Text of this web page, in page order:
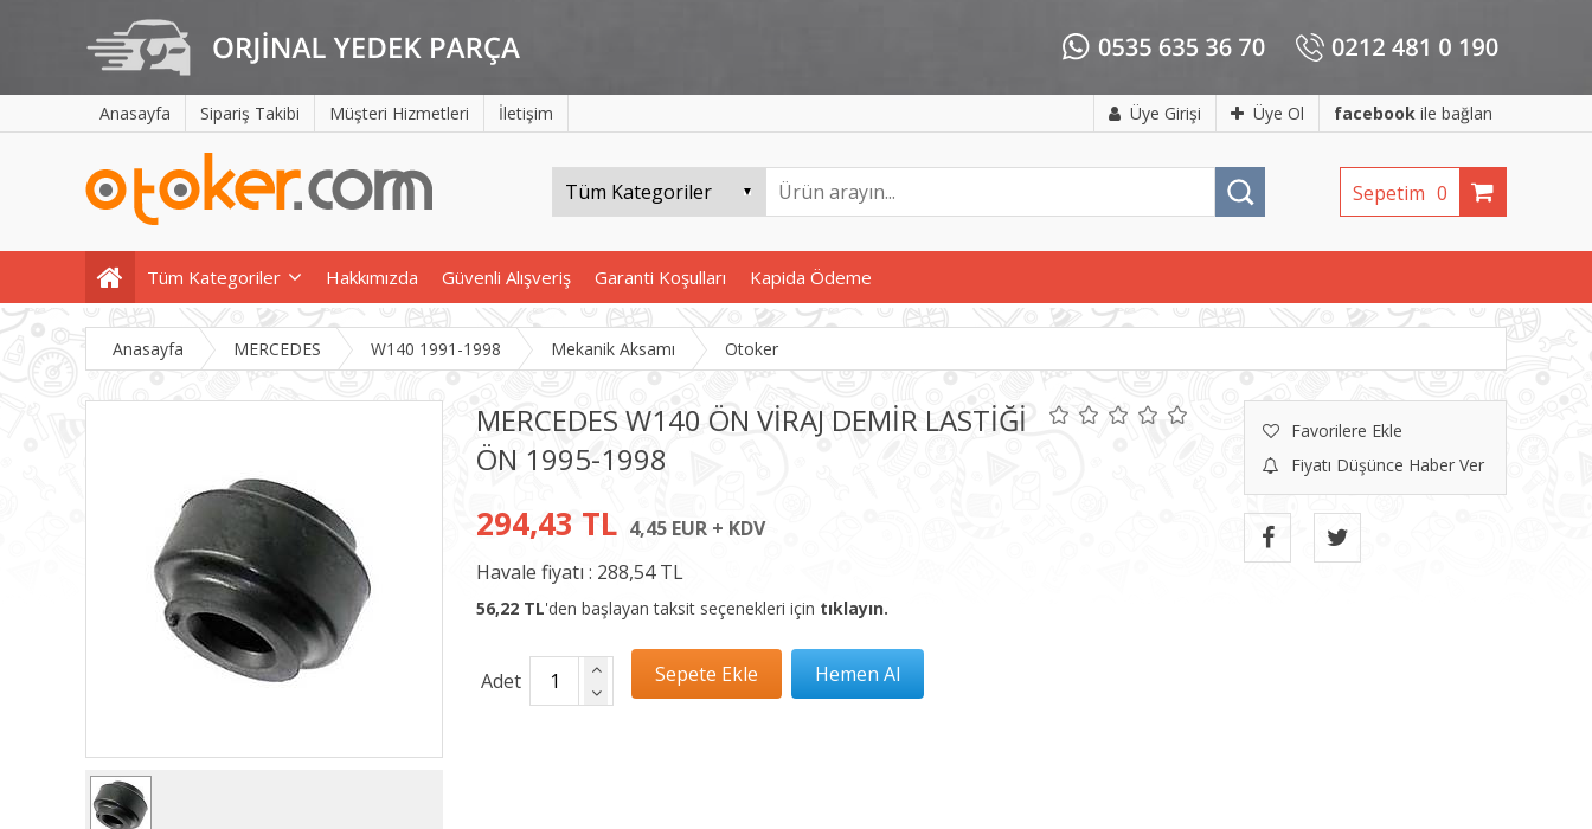
Anasayfa Sipariş Takibi Müşteri Hizmetleri İletişim Üye Girişi Üye Ol facebook ile bağlan
Sepetim 0
Tüm Kategoriler Hakkımızda Güvenli Alışveriş Garanti Koşulları Kapida Ödeme
Anasayfa MERCEDES W140 1991-1998 Mekanik Aksamı Otoker
MERCEDES W140 ÖN VİRAJ DEMİR LASTİĞİ
ÖN 1995-1998
Favorilere Ekle
Fiyatı Düşünce Haber Ver
294,43 TL 4,45 EUR + KDV
Havale fiyatı : 288,54 TL
56,22 TL'den başlayan taksit seçenekleri için tıklayın.
Adet